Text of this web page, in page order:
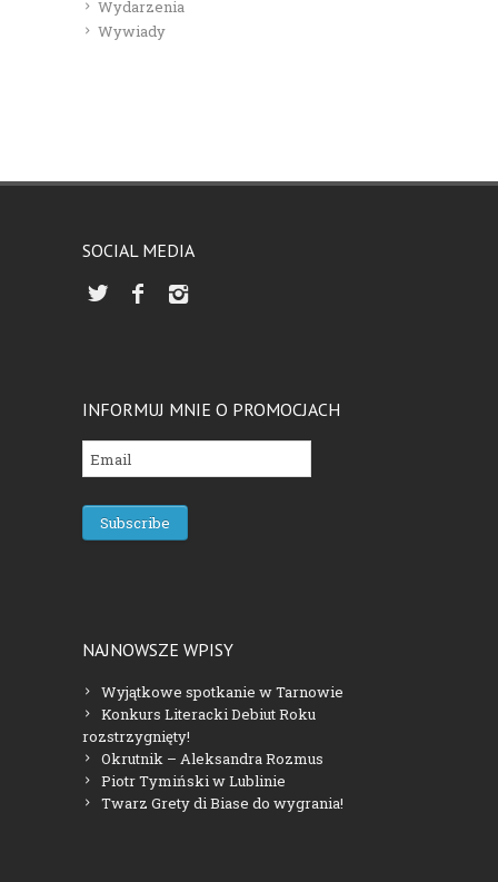
Wydarzenia
Wywiady
SOCIAL MEDIA
INFORMUJ MNIE O PROMOCJACH
NAJNOWSZE WPISY
Wyjątkowe spotkanie w Tarnowie
Konkurs Literacki Debiut Roku
rozstrzygnięty!
Okrutnik – Aleksandra Rozmus
Piotr Tymiński w Lublinie
Twarz Grety di Biase do wygrania!